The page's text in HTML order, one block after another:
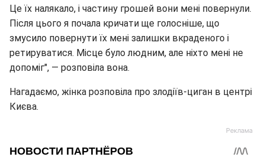
Це їх налякало, і частину грошей вони мені повернули.
Після цього я почала кричати ще голосніше, що
змусило повернути їх мені залишки вкраденого і
ретируватися. Місце було людним, але ніхто мені не
допоміг", — розповіла вона.
Нагадаємо, жінка розповіла про злодіїв-циган в центрі
Києва.